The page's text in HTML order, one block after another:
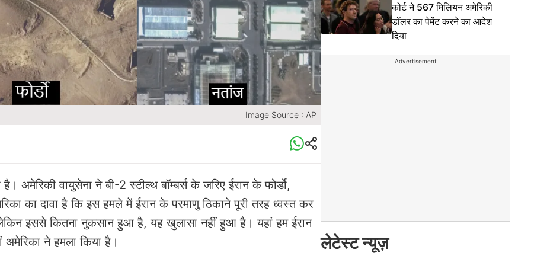
Image Source : AP
अमेरिकी वायुसेना ने बी-2 स्टील्थ बॉम्बर्स के जरिए ईरान के फोर्डो,
का दावा है कि इस हमले में ईरान के परमाणु ठिकाने पूरी तरह ध्वस्त कर
इससे कितना नुकसान हुआ है, यह खुलासा नहीं हुआ है। यहां हम ईरान
अमेरिका ने हमला किया है।
कोर्ट ने 567 मिलियन अमेरिकी
डॉलर का पेमेंट करने का आदेश
दिया
Advertisement
लेटेस्ट न्यूज़